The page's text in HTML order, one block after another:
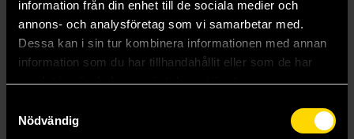
information från din enhet till de sociala medier och
annons- och analysföretag som vi samarbetar med.
Dessa kan i sin tur kombinera informationen med annan
information som du har tillhandahållit eller som de har
samlat in när du har använt deras tjänster.
Nödvändig